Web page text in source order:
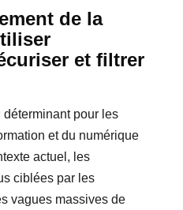
de la
et filtrer
déterminant pour les
et du numérique
actuel, les
ciblées par les
vagues massives de